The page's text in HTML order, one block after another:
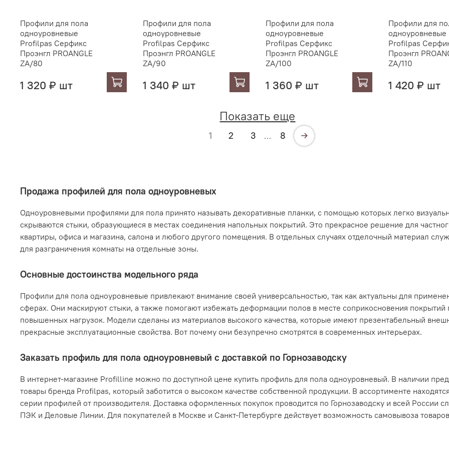
Профили для пола
одноуровневые
Profilpas Серфикс
Проэнгл PROANGLE
ZA/80
1 320 ₽ шт
Профили для пола
одноуровневые
Profilpas Серфикс
Проэнгл PROANGLE
ZA/90
1 340 ₽ шт
Профили для пола
одноуровневые
Profilpas Серфикс
Проэнгл PROANGLE
ZA/100
1 360 ₽ шт
Профили для
одноуровневые
Profilpas
Проэнгл
ZA/110
1 420 ₽ шт
Показать еще
1 2 3 … 8
Продажа профилей для пола одноуровневых
Одноуровневыми профилями для пола принято называть декоративные планки, с помощью которых легко
скрываются стыки, образующиеся в местах соединения напольных покрытий. Это прекрасное решение для
квартиры, офиса и магазина, салона и любого другого помещения. В отдельных случаях отделочный материал
для разграничения комнаты на отдельные зоны.
Основные достоинства модельного ряда
Профили для пола одноуровневые привлекают внимание своей универсальностью, так как актуальны для
сферах. Они маскируют стыки, а также помогают избежать деформации полов в месте соприкосновения покрытий
повышенных нагрузок. Модели сделаны из материалов высокого качества, которые имеют презентабельный
прекрасные эксплуатационные свойства. Вот почему они безупречно смотрятся в современных интерьерах.
Заказать профиль для пола одноуровневый с доставкой по Горнозаводску
В интернет-магазине Profilline можно по доступной цене купить профиль для пола одноуровневый. В наличии
товары бренда Profilpas, который заботится о высоком качестве собственной продукции. В ассортименте
серии профилей от производителя. Доставка оформленных покупок проводится по Горнозаводску и всей России
ПЭК и Деловые Линии. Для покупателей в Москве и Санкт-Петербурге действует возможность самовывоза